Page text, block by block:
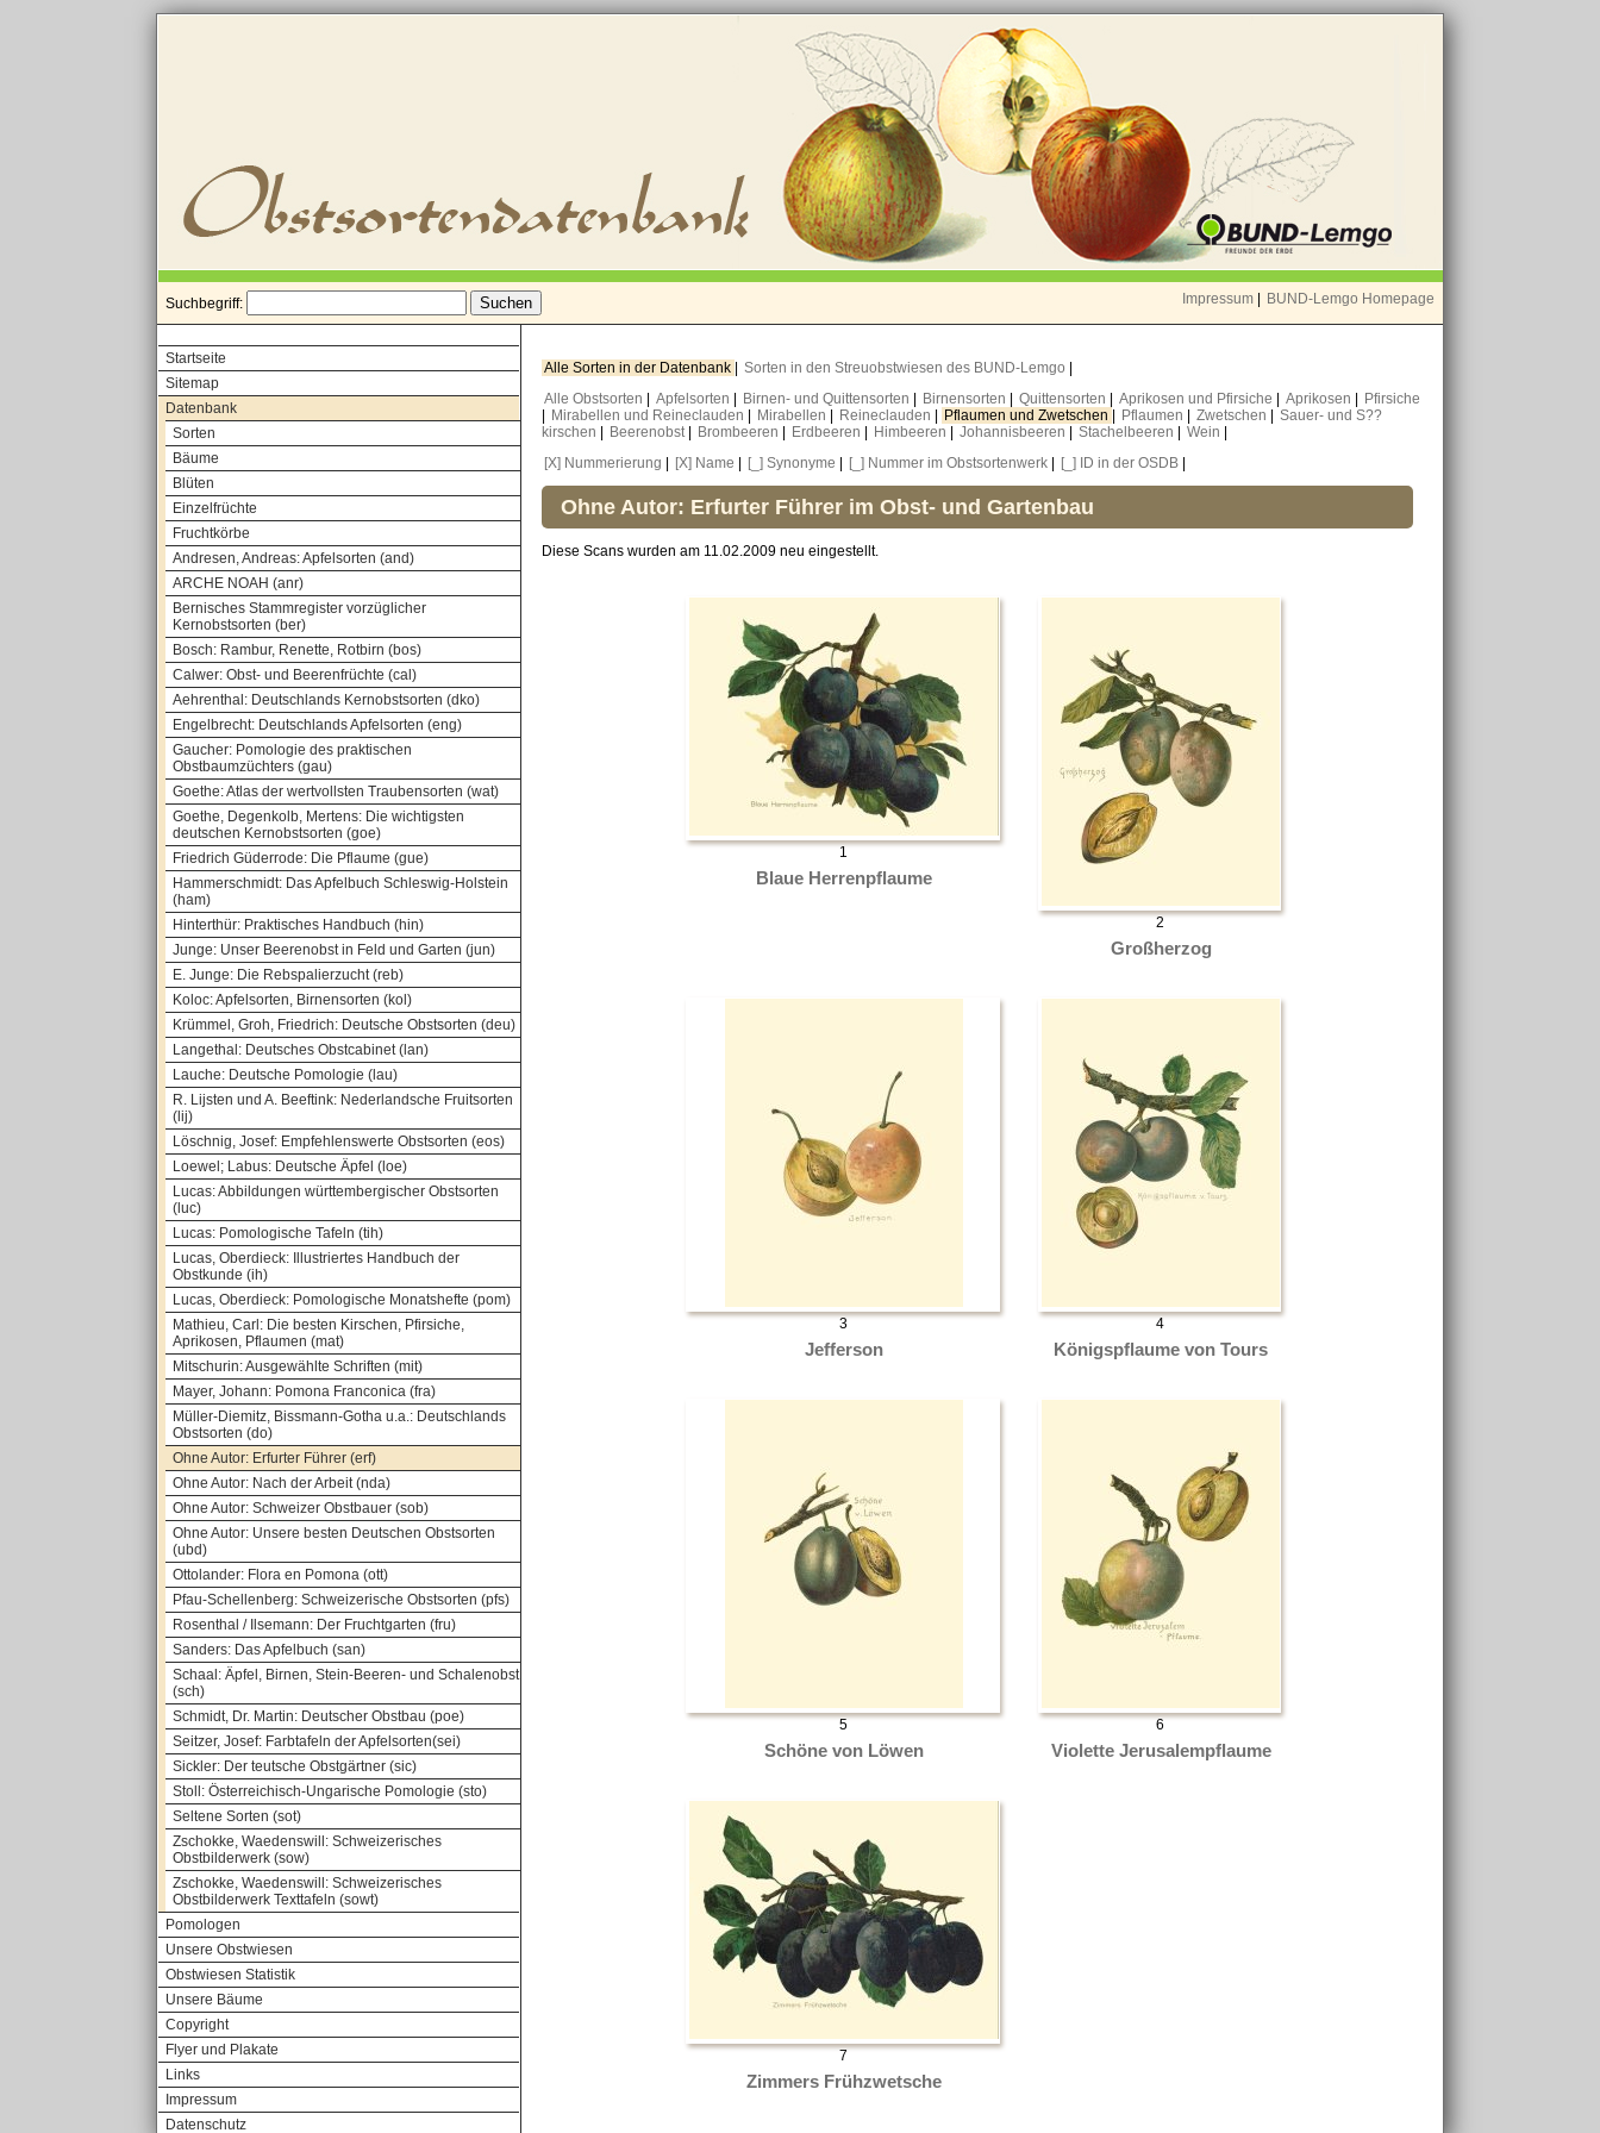
Suchbegriff: Impressum BUND-Lemgo Homepage
Startseite
Sitemap
Datenbank
Sorten
Bäume
Blüten
Einzelfrüchte
Fruchtkörbe
Andresen, Andreas: Apfelsorten (and)
ARCHE NOAH (anr)
Bernisches Stammregister vorzüglicher
Kernobstsorten (ber)
Bosch: Rambur, Renette, Rotbirn (bos)
Calwer: Obst- und Beerenfrüchte (cal)
Aehrenthal: Deutschlands Kernobstsorten (dko)
Engelbrecht: Deutschlands Apfelsorten (eng)
Gaucher: Pomologie des praktischen
Obstbaumzüchters (gau)
Goethe: Atlas der wertvollsten Traubensorten (wat)
Goethe, Degenkolb, Mertens: Die wichtigsten
deutschen Kernobstsorten (goe)
Friedrich Güderrode: Die Pflaume (gue)
Hammerschmidt: Das Apfelbuch Schleswig-Holstein
(ham)
Hinterthür: Praktisches Handbuch (hin)
Junge: Unser Beerenobst in Feld und Garten (jun)
E. Junge: Die Rebspalierzucht (reb)
Koloc: Apfelsorten, Birnensorten (kol)
Krümmel, Groh, Friedrich: Deutsche Obstsorten (deu)
Langethal: Deutsches Obstcabinet (lan)
Lauche: Deutsche Pomologie (lau)
R. Lijsten und A. Beeftink: Nederlandsche Fruitsorten
(lij)
Löschnig, Josef: Empfehlenswerte Obstsorten (eos)
Loewel; Labus: Deutsche Äpfel (loe)
Lucas: Abbildungen württembergischer Obstsorten
(luc)
Lucas: Pomologische Tafeln (tih)
Lucas, Oberdieck: Illustriertes Handbuch der
Obstkunde (ih)
Lucas, Oberdieck: Pomologische Monatshefte (pom)
Mathieu, Carl: Die besten Kirschen, Pfirsiche,
Aprikosen, Pflaumen (mat)
Mitschurin: Ausgewählte Schriften (mit)
Mayer, Johann: Pomona Franconica (fra)
Müller-Diemitz, Bissmann-Gotha u.a.: Deutschlands
Obstsorten (do)
Ohne Autor: Erfurter Führer (erf)
Ohne Autor: Nach der Arbeit (nda)
Ohne Autor: Schweizer Obstbauer (sob)
Ohne Autor: Unsere besten Deutschen Obstsorten
(ubd)
Ottolander: Flora en Pomona (ott)
Pfau-Schellenberg: Schweizerische Obstsorten (pfs)
Rosenthal / Ilsemann: Der Fruchtgarten (fru)
Sanders: Das Apfelbuch (san)
Schaal: Äpfel, Birnen, Stein-Beeren- und Schalenobst
(sch)
Schmidt, Dr. Martin: Deutscher Obstbau (poe)
Seitzer, Josef: Farbtafeln der Apfelsorten(sei)
Sickler: Der teutsche Obstgärtner (sic)
Stoll: Österreichisch-Ungarische Pomologie (sto)
Seltene Sorten (sot)
Zschokke, Waedenswill: Schweizerisches
Obstbilderwerk (sow)
Zschokke, Waedenswill: Schweizerisches
Obstbilderwerk Texttafeln (sowt)
Pomologen
Unsere Obstwiesen
Obstwiesen Statistik
Unsere Bäume
Copyright
Flyer und Plakate
Links
Impressum
Datenschutz
Alle Sorten in der Datenbank Sorten in den Streuobstwiesen des BUND-Lemgo
Alle Obstsorten
Apfelsorten Birnen- und Quittensorten Birnensorten Quittensorten Aprikosen und Pfirsiche Aprikosen
Pfirsiche
Mirabellen und Reineclauden Mirabellen Reineclauden Pflaumen und Zwetschen Pflaumen Zwetschen
Sauer- und S??
kirschen
Beerenobst Brombeeren Erdbeeren Himbeeren Johannisbeeren Stachelbeeren Wein
[X] Nummerierung
[X] Name [_] Synonyme [_] Nummer im Obstsortenwerk [_] ID in der OSDB
Ohne Autor: Erfurter Führer im Obst- und Gartenbau
Diese Scans wurden am 11.02.2009 neu eingestellt.
1
Blaue Herrenpflaume
2
Großherzog
3
Jefferson
4
Königspflaume von Tours
5
Schöne von Löwen
6
Violette Jerusalempflaume
7
Zimmers Frühzwetsche